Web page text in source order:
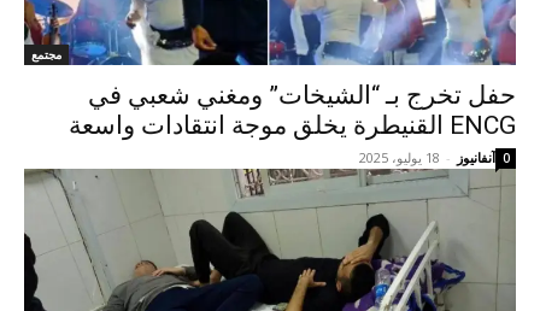
مجتمع
حفل تخرج بـ “الشيخات” ومغني شعبي في
ENCG القنيطرة يخلق موجة انتقادات واسعة
آنفانيوز - 18 يوليو، 2025 0